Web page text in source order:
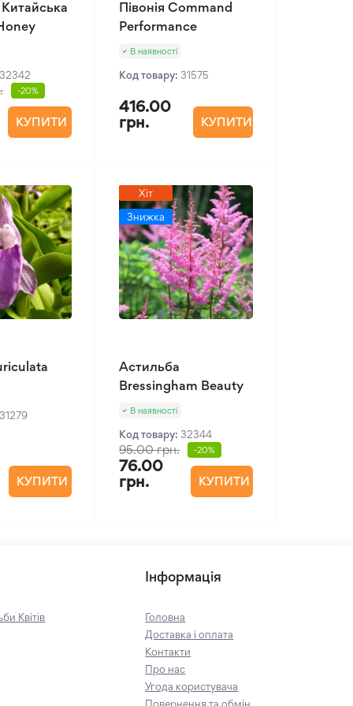
32342
-20%
КУПИТИ
Півонія Command
Performance
В наявності
Код товару: 31575
416.00
грн.
КУПИТИ
31279
КУПИТИ
Хіт
Знижка
Астильба
Bressingham Beauty
В наявності
Код товару: 32344
95.00 грн. -20%
76.00
грн.
КУПИТИ
Квітів
Інформація
Головна
Доставка і оплата
Контакти
Про нас
Угода користувача